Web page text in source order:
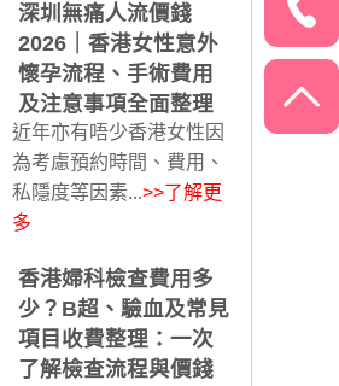
深圳無痛人流價錢
2026｜香港女性意外
懷孕流程、手術費用
及注意事項全面整理
近年亦有唔少香港女性因
為考慮預約時間、費用、
私隱度等因素...>>了解更
多
香港婦科檢查費用多
少？B超、驗血及常見
項目收費整理：一次
了解檢查流程與價錢